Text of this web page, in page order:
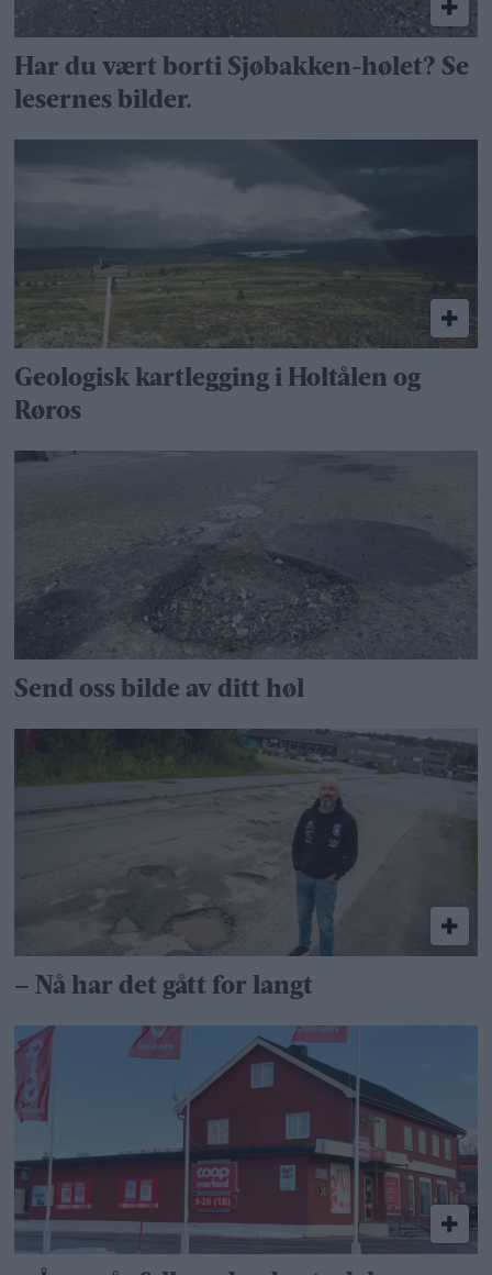
Har du vært borti Sjøbakken-hølet? Se
lesernes bilder.
Geologisk kartlegging i Holtålen og
Røros
Send oss bilde av ditt høl
– Nå har det gått for langt